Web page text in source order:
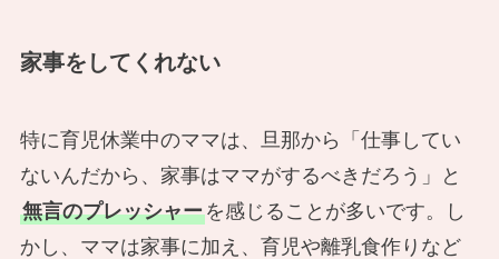
家事をしてくれない
特に育児休業中のママは、旦那から「仕事してい
ないんだから、家事はママがするべきだろう」と
無言のプレッシャーを感じることが多いです。し
かし、ママは家事に加え、育児や離乳食作りなど